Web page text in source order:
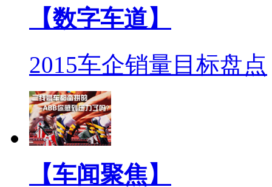
【数字车道】
2015车企销量目标盘点
【车闻聚焦】